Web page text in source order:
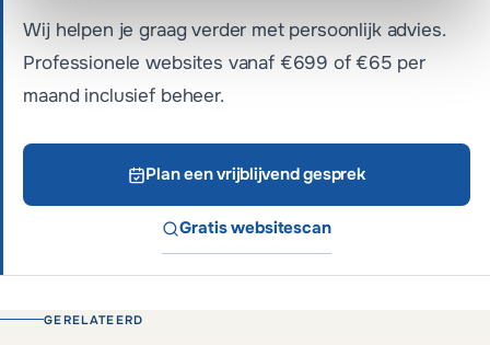
Wij helpen je graag verder met persoonlijk advies.
Professionele websites vanaf €699 of €65 per
maand inclusief beheer.
Plan een vrijblijvend gesprek
Gratis websitescan
GERELATEERD